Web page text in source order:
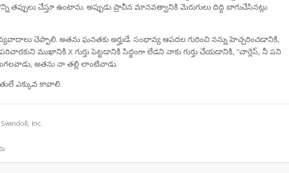
తప్పులు చేస్తూ ఉంటాను. అప్పుడు ప్రాచీన మానవత్వానికి మెరుగులు దిద్ది బాగుచేసినట్లు
చెప్పాలి. అతను ఘనతకు అర్హుడే. సంభావ్య ఆపదల గురించి నన్ను హెచ్చరించడానికి,
ముఖానికి X గుర్తు పెట్టడానికి సిద్ధంగా లేడని నాకు గుర్తు చేయడానికి, “చార్లెస్, నీ పని
అతను నా తల్లి లాంటివాడు.
ఎక్కువ కావాలి.
Inc.
.